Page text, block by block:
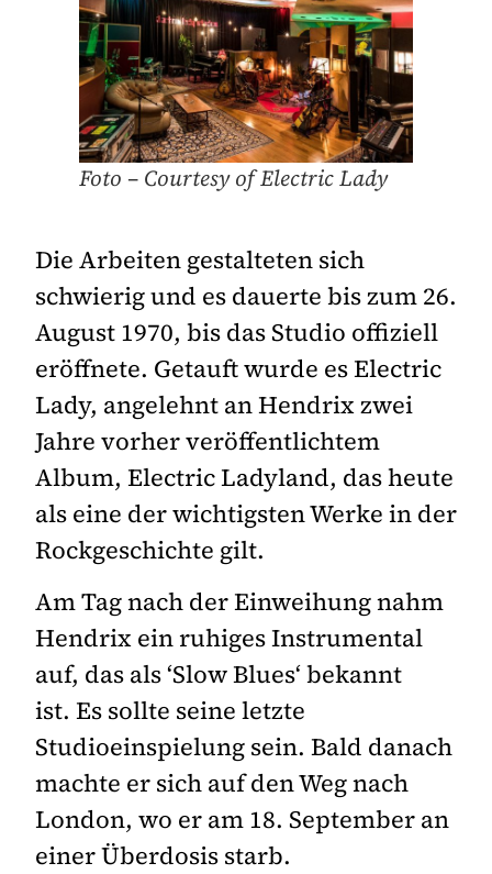
Foto – Courtesy of Electric Lady
Die Arbeiten gestalteten sich
schwierig und es dauerte bis zum 26.
August 1970, bis das Studio offiziell
eröffnete. Getauft wurde es Electric
Lady, angelehnt an Hendrix zwei
Jahre vorher veröffentlichtem
Album, Electric Ladyland, das heute
als eine der wichtigsten Werke in der
Rockgeschichte gilt.
Am Tag nach der Einweihung nahm
Hendrix ein ruhiges Instrumental
auf, das als ‘Slow Blues‘ bekannt
ist. Es sollte seine letzte
Studioeinspielung sein. Bald danach
machte er sich auf den Weg nach
London, wo er am 18. September an
einer Überdosis starb.